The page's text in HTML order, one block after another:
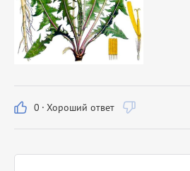
0 · Хороший ответ